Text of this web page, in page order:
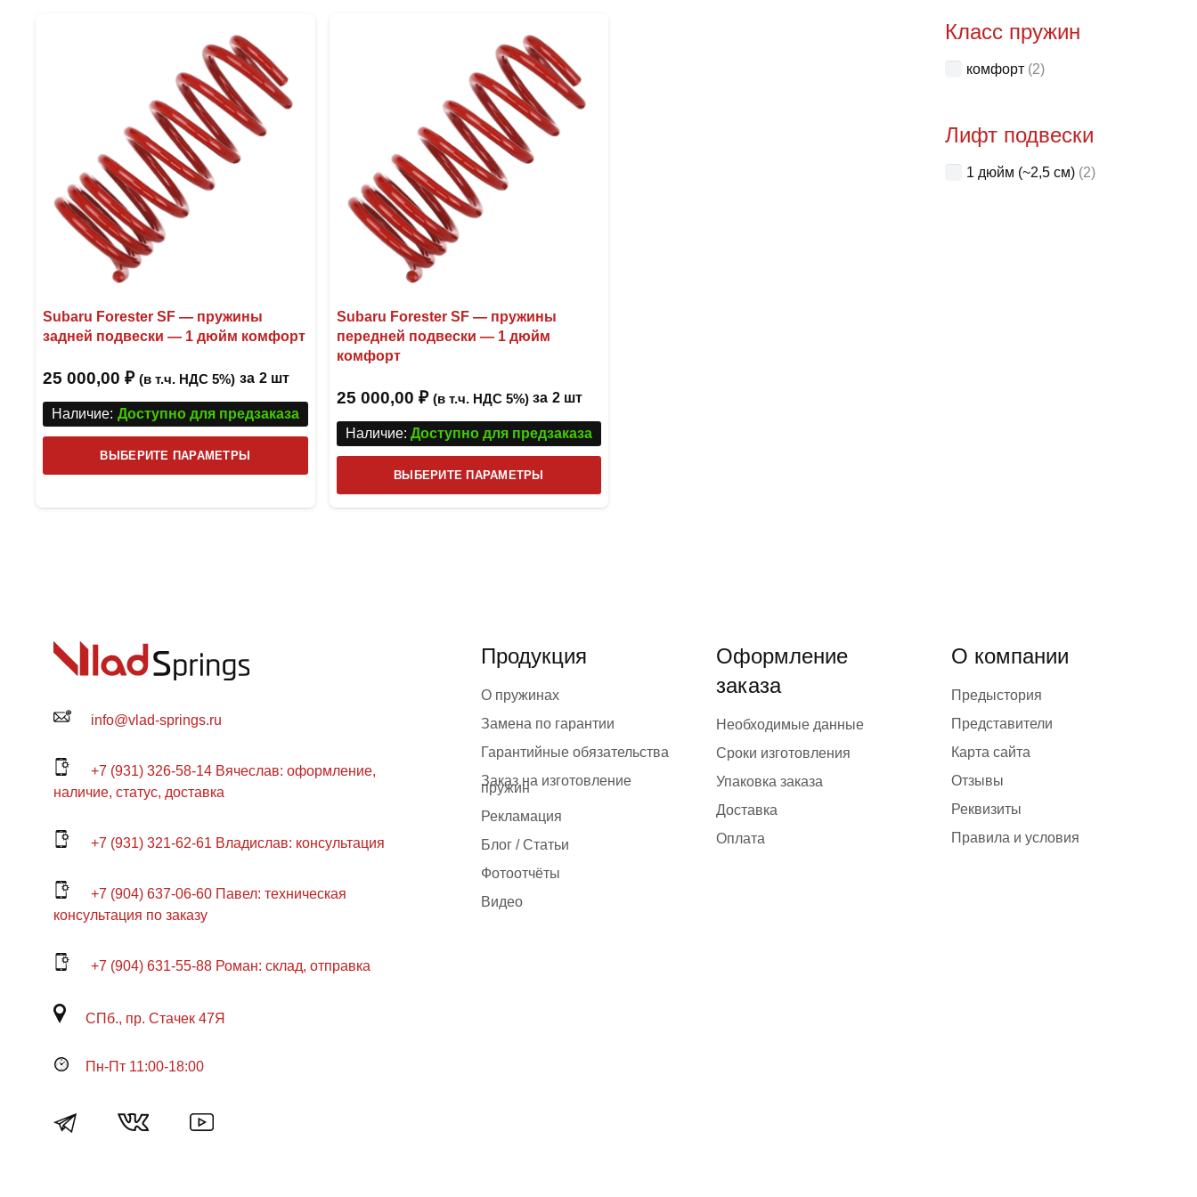
Subaru Forester SF — пружины
задней подвески — 1 дюйм комфорт
25 000,00 ₽ (в т.ч. НДС 5%) за 2 шт
Наличие: Доступно для предзаказа
ВЫБЕРИТЕ ПАРАМЕТРЫ
товар
имеет
Subaru Forester SF — пружины
передней подвески — 1 дюйм
комфорт
25 000,00 ₽ (в т.ч. НДС 5%) за 2 шт
Наличие: Доступно для предзаказа
ВЫБЕРИТЕ ПАРАМЕТРЫ
товар
Класс пружин
комфорт (2)
Лифт подвески
1 дюйм (~2,5 см) (2)
info@vlad-springs.ru
+7 (931) 326-58-14 Вячеслав: оформление,
наличие, статус, доставка
+7 (931) 321-62-61 Владислав: консультация
+7 (904) 637-06-60 Павел: техническая
консультация по заказу
+7 (904) 631-55-88 Роман: склад, отправка
СПб., пр. Стачек 47Я
Пн-Пт 11:00-18:00
Продукция
О пружинах
Замена по гарантии
Гарантийные обязательства
Заказ на изготовление
пружин
Рекламация
Блог / Статьи
Фотоотчёты
Видео
Оформление
заказа
Необходимые данные
Сроки изготовления
Упаковка заказа
Доставка
Оплата
О компании
Предыстория
Представители
Карта сайта
Отзывы
Реквизиты
Правила и условия